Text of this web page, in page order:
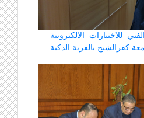
للاختبارات الالكترونية
كفرالشيخ بالقرية الذكية